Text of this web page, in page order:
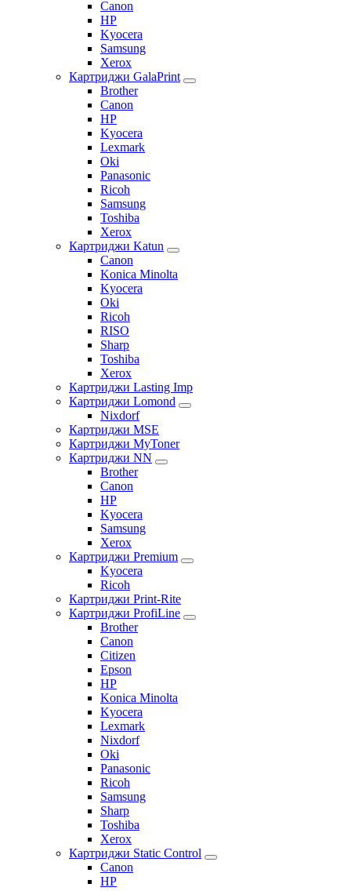
Canon
HP
Kyocera
Samsung
Xerox
Картриджи GalaPrint
Brother
Canon
HP
Kyocera
Lexmark
Oki
Panasonic
Ricoh
Samsung
Toshiba
Xerox
Картриджи Katun
Canon
Konica Minolta
Kyocera
Oki
Ricoh
RISO
Sharp
Toshiba
Xerox
Картриджи Lasting Imp
Картриджи Lomond
Nixdorf
Картриджи MSE
Картриджи MyToner
Картриджи NN
Brother
Canon
HP
Kyocera
Samsung
Xerox
Картриджи Premium
Kyocera
Ricoh
Картриджи Print-Rite
Картриджи ProfiLine
Brother
Canon
Citizen
Epson
HP
Konica Minolta
Kyocera
Lexmark
Nixdorf
Oki
Panasonic
Ricoh
Samsung
Sharp
Toshiba
Xerox
Картриджи Static Control
Canon
HP